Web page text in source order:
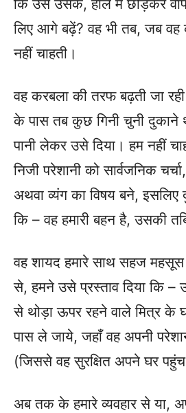
कि उसे उसके, हाल में छोड़कर
लिए आगे बढ़ें? वह भी तब, जब वह
नहीं चाहती।
वह करबला की तरफ बढ़ती जा
के पास तब कुछ गिनी चुनी
पानी लेकर उसे दिया। हम नहीं
निजी परेशानी को सार्वजनिक
अथवा व्यंग का विषय बने, इसलिए
कि – वह हमारी बहन है, उसकी
वह शायद हमारे साथ सहज महसूस
से, हमने उसे प्रस्ताव दिया कि –
से थोड़ा ऊपर रहने वाले मित्र के
पास ले जाये, जहाँ वह अपनी
(जिससे वह सुरक्षित अपने घर
अब तक के हमारे व्यवहार से या,